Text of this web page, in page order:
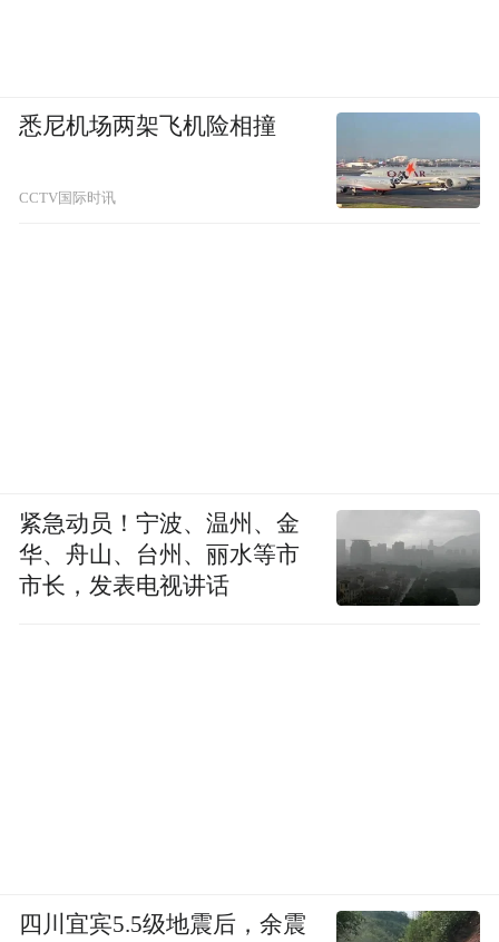
悉尼机场两架飞机险相撞
CCTV国际时讯
紧急动员！宁波、温州、金
华、舟山、台州、丽水等市
市长，发表电视讲话
四川宜宾5.5级地震后，余震